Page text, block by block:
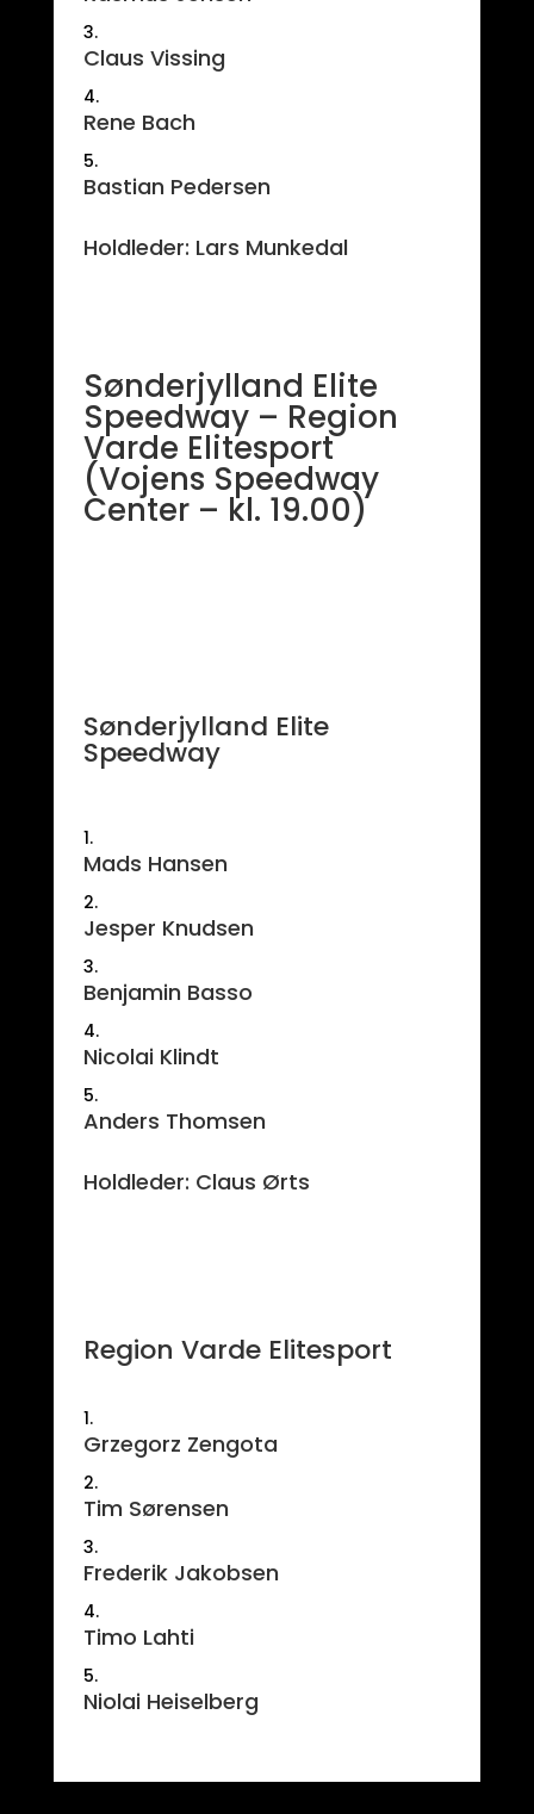
Claus Vissing
Rene Bach
Bastian Pedersen
Holdleder: Lars Munkedal
Sønderjylland Elite
Speedway – Region
Varde Elitesport
(Vojens Speedway
Center – kl. 19.00)
Sønderjylland Elite
Speedway
Mads Hansen
Jesper Knudsen
Benjamin Basso
Nicolai Klindt
Anders Thomsen
Holdleder: Claus Ørts
Region Varde Elitesport
Grzegorz Zengota
Tim Sørensen
Frederik Jakobsen
Timo Lahti
Niolai Heiselberg